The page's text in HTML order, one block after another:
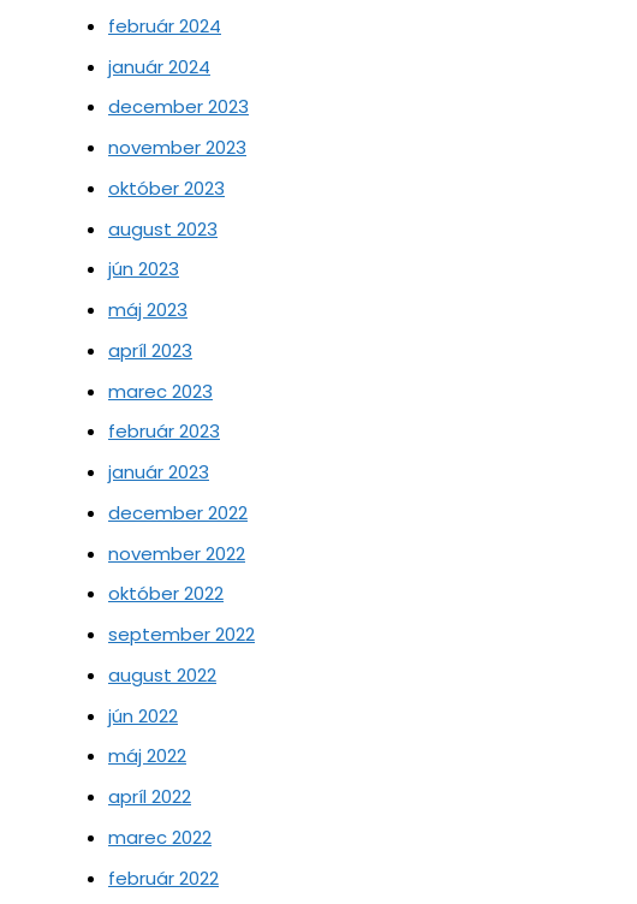
február 2024
január 2024
december 2023
november 2023
október 2023
august 2023
jún 2023
máj 2023
apríl 2023
marec 2023
február 2023
január 2023
december 2022
november 2022
október 2022
september 2022
august 2022
jún 2022
máj 2022
apríl 2022
marec 2022
február 2022